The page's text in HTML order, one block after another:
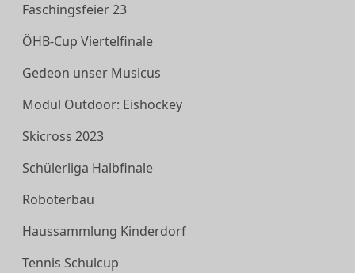
Faschingsfeier 23
ÖHB-Cup Viertelfinale
Gedeon unser Musicus
Modul Outdoor: Eishockey
Skicross 2023
Schülerliga Halbfinale
Roboterbau
Haussammlung Kinderdorf
Tennis Schulcup